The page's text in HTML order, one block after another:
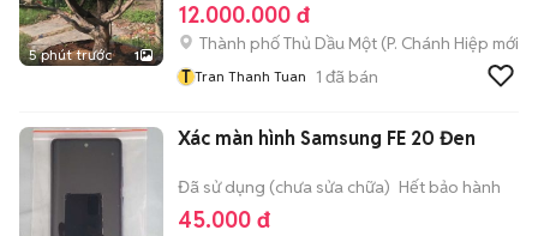
5 phút trước 1
12.000.000 đ
Thành phố Thủ Dầu Một (P. Chánh Hiệp mới)
T Tran Thanh Tuan 1 đã bán
Xác màn hình Samsung FE 20 Đen
Đã sử dụng (chưa sửa chữa) Hết bảo hành
45.000 đ